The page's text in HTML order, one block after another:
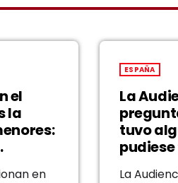
el
la
en
ESPAÑA
La
tuvo
La